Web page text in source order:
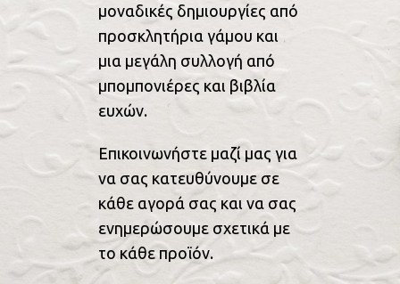
μοναδικές δημιουργίες από
προσκλητήρια γάμου και
μια μεγάλη συλλογή από
μπομπονιέρες και βιβλία
ευχών.
Επικοινωνήστε μαζί μας για
να σας κατευθύνουμε σε
κάθε αγορά σας και να σας
ενημερώσουμε σχετικά με
το κάθε προϊόν.